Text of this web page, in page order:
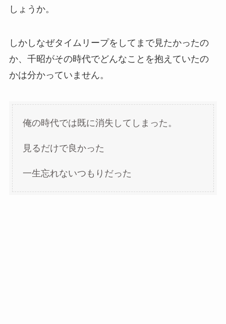
しょうか。
しかしなぜタイムリープをしてまで見たかったの
か、千昭がその時代でどんなことを抱えていたの
かは分かっていません。
俺の時代では既に消失してしまった。
見るだけで良かった
一生忘れないつもりだった